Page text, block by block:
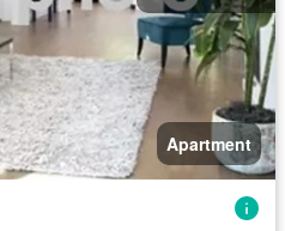
Apartment